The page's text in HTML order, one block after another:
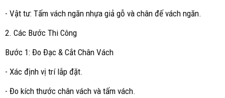
- Vật tư: Tấm vách ngăn nhựa giả gỗ và chân đế vách ngăn.
2. Các Bước Thi Công
Bước 1: Đo Đạc & Cắt Chân Vách
- Xác định vị trí lắp đặt.
- Đo kích thước chân vách và tấm vách.